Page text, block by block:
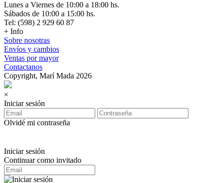
Lunes a Viernes de 10:00 a 18:00 hs.
Sábados de 10:00 a 15:00 hs.
Tel: (598) 2 929 60 87
+ Info
Sobre nosotras
Envíos y cambios
Ventas por mayor
Contactanos
Copyright, Marí Mada 2026
×
Iniciar sesión
Olvidé mi contraseña
Iniciar sesión
Continuar como invitado